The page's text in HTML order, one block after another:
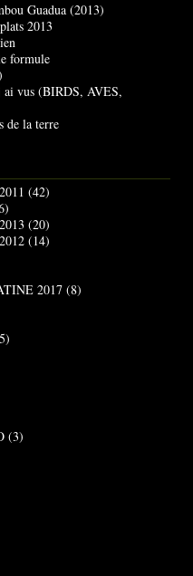
Guadua (2013)
2013
formule
ai vus (BIRDS, AVES,
de la terre
(42)
(20)
(14)
2017 (8)
(3)